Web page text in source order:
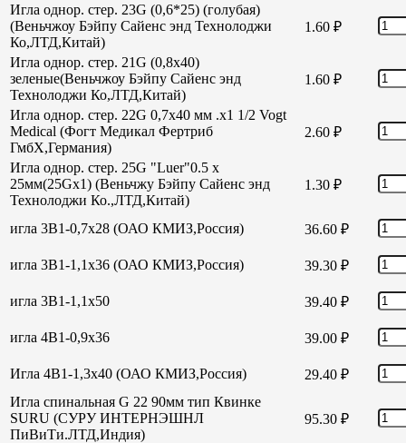
Игла однор. стер. 23G (0,6*25) (голубая)
(Веньчжоу Бэйпу Сайенс энд Технолоджи
Ко,ЛТД,Китай)
1.60 ₽
Игла однор. стер. 21G (0,8х40)
зеленые(Веньчжоу Бэйпу Сайенс энд
Технолоджи Ко,ЛТД,Китай)
1.60 ₽
Игла однор. стер. 22G 0,7х40 мм .х1 1/2 Vogt
Medical (Фогт Медикал Фертриб
ГмбХ,Германия)
2.60 ₽
Игла однор. стер. 25G "Luer"0.5 х
25мм(25Gх1) (Веньчжу Бэйпу Сайенс энд
Технолоджи Ко.,ЛТД,Китай)
1.30 ₽
игла 3В1-0,7х28 (ОАО КМИЗ,Россия) 36.60 ₽
игла 3В1-1,1х36 (ОАО КМИЗ,Россия) 39.30 ₽
игла 3В1-1,1х50 39.40 ₽
игла 4В1-0,9х36 39.00 ₽
Игла 4В1-1,3х40 (ОАО КМИЗ,Россия) 29.40 ₽
Игла спинальная G 22 90мм тип Квинке
SURU (СУРУ ИНТЕРНЭШНЛ
ПиВиТи.ЛТД,Индия)
95.30 ₽